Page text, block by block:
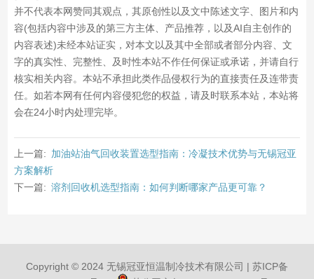
内容表述)未经本站证实，对本文以及其中全部或者部分内容、文
字的真实性、完整性、及时性本站不作任何保证或承诺，并请自行
核实相关内容。本站不承担此类作品侵权行为的直接责任及连带责
任。如若本网有任何内容侵犯您的权益，请及时联系本站，本站将
会在24小时内处理完毕。
上一篇: 加油站油气回收装置选型指南：冷凝技术优势与无锡冠亚
下一篇: 溶剂回收机选型指南：如何判断哪家产品更可靠？